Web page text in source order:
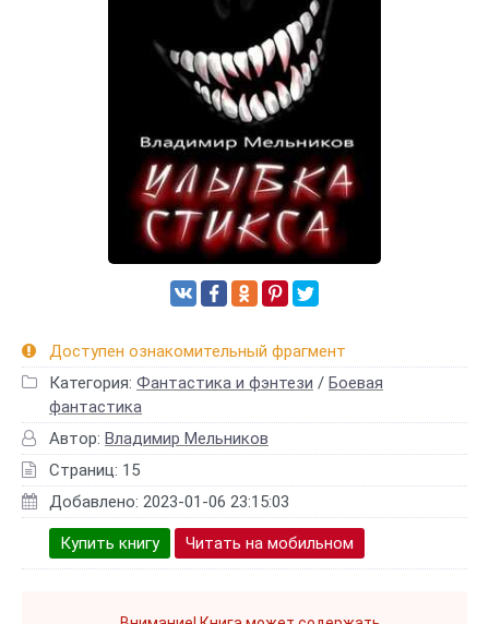
Доступен ознакомительный фрагмент
Категория: Фантастика и фэнтези / Боевая
фантастика
Автор: Владимир Мельников
Страниц: 15
Добавлено: 2023-01-06 23:15:03
Купить книгу Читать на мобильном